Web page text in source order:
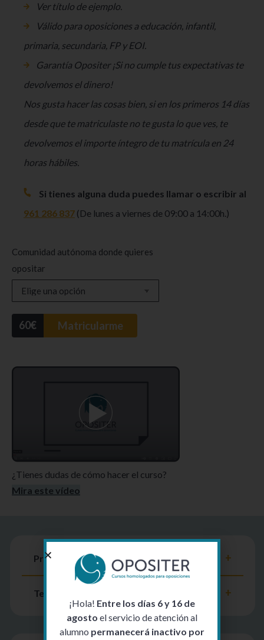
Ver título de ejemplo.
Válido para oposiciones a educación, infantil,
primaria, secundaria, FP y EOI.
Garantía Opositer ¡Si no cumple tus expectativas te
devolvemos el dinero!
Nos gusta hacer las cosas bien, si en los primeros 14 días
desde que te matriculaste no te gusta lo que ves, te
devolvemos el importe íntegro de tu matrícula en 24
horas hábiles.
Si tienes alguna duda puedes llamar o escribir al
961 286 837 (De lunes a viernes de 09:00 a 14:00h.)
Comunidad autónoma donde quieres
opositar
60€ Matricularme
¿Tienes dudas de cómo hacer el curso?
Mira este vídeo
Presentación del curso
Temario
¡Hola! Entre los días 6 y 16 de
agosto el servicio de atención al
alumno permanecerá inactivo por